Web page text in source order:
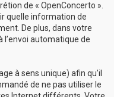
de « OpenConcerto ».
quelle information de
De plus, dans votre
l’envoi automatique de
à sens unique) afin qu’il
de ne pas utiliser le